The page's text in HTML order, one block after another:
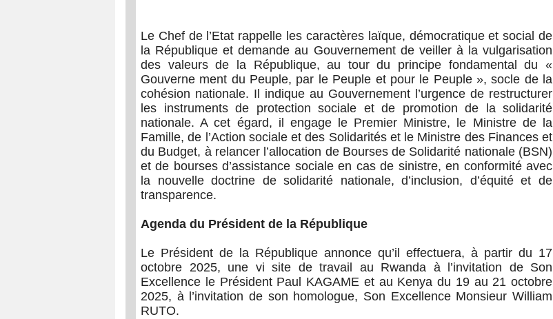
Le Chef de l’Etat rappelle les caractères laïque, démocratique et social de
la République et demande au Gouvernement de veiller à la vulgarisation
des valeurs de la République, au tour du principe fondamental du «
Gouverne ment du Peuple, par le Peuple et pour le Peuple », socle de la
cohésion nationale. Il indique au Gouvernement l’urgence de restructurer
les instruments de protection sociale et de promotion de la solidarité
nationale. A cet égard, il engage le Premier Ministre, le Ministre de la
Famille, de l’Action sociale et des Solidarités et le Ministre des Finances et
du Budget, à relancer l’allocation de Bourses de Solidarité nationale (BSN)
et de bourses d’assistance sociale en cas de sinistre, en conformité avec
la nouvelle doctrine de solidarité nationale, d’inclusion, d’équité et de
transparence.
Agenda du Président de la République
Le Président de la République annonce qu’il effectuera, à partir du 17
octobre 2025, une vi site de travail au Rwanda à l’invitation de Son
Excellence le Président Paul KAGAME et au Kenya du 19 au 21 octobre
2025, à l’invitation de son homologue, Son Excellence Monsieur William
RUTO.